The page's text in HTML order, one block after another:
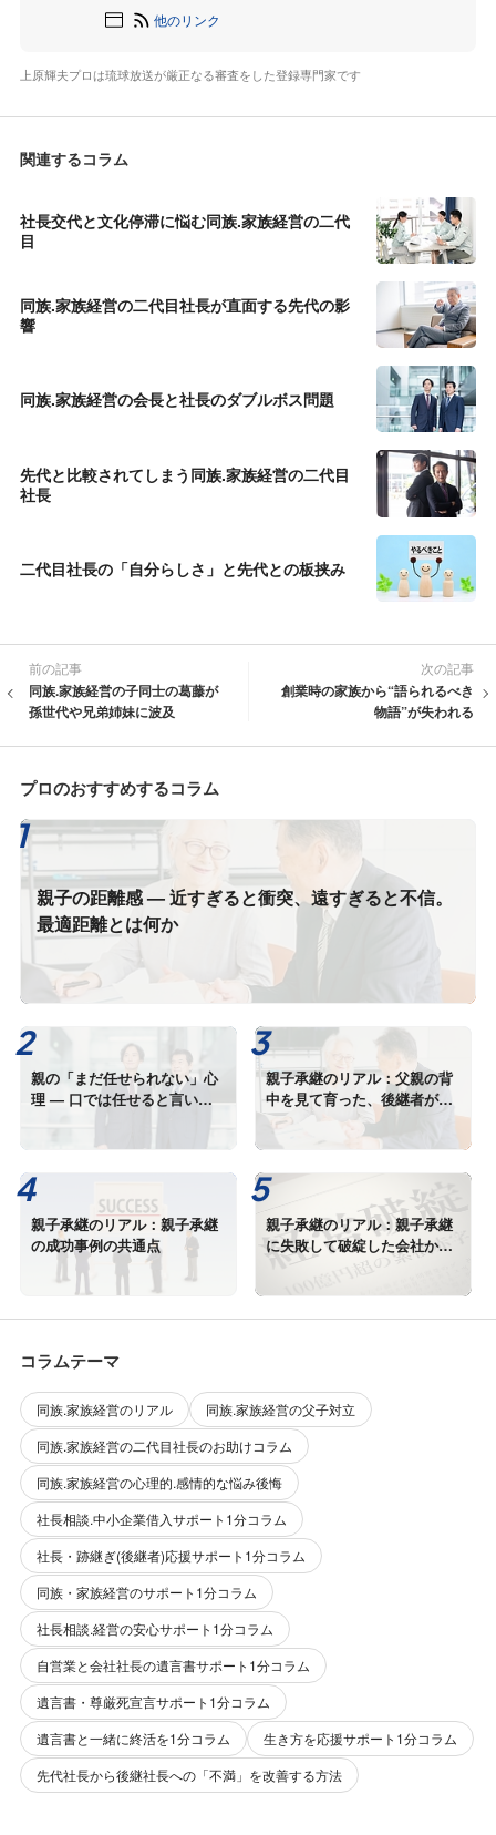
他のリンク
上原輝夫プロは琉球放送が厳正なる審査をした登録専門家です
関連するコラム
社長交代と文化停滞に悩む同族.家族経営の二代
目
同族.家族経営の二代目社長が直面する先代の影
響
同族.家族経営の会長と社長のダブルボス問題
先代と比較されてしまう同族.家族経営の二代目
社長
二代目社長の「自分らしさ」と先代との板挟み
前の記事
同族.家族経営の子同士の葛藤が
孫世代や兄弟姉妹に波及
次の記事
創業時の家族から“語られるべき
物語”が失われる
プロのおすすめするコラム
親子の距離感 — 近すぎると衝突、遠すぎると不信。
最適距離とは何か
親の「まだ任せられない」心
理 — 口では任せると言いな
親子承継のリアル：父親の背
中を見て育った、後継者が語
るプレッシャーと喜び
親子承継のリアル：親子承継
の成功事例の共通点
親子承継のリアル：親子承継
に失敗して破綻した会社から
学ぶ事
コラムテーマ
同族.家族経営のリアル
同族.家族経営の父子対立
同族.家族経営の二代目社長のお助けコラム
同族.家族経営の心理的.感情的な悩み後悔
社長相談.中小企業借入サポート1分コラム
社長・跡継ぎ(後継者)応援サポート1分コラム
同族・家族経営のサポート1分コラム
社長相談.経営の安心サポート1分コラム
自営業と会社社長の遺言書サポート1分コラム
遺言書・尊厳死宣言サポート1分コラム
遺言書と一緒に終活を1分コラム
生き方を応援サポート1分コラム
先代社長から後継社長への「不満」を改善する方法